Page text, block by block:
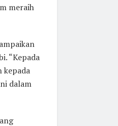
meraih
“Kepada
kepada
dalam